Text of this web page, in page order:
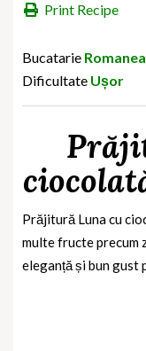
Print Recipe
Bucatarie
Dificultate Ușor
Prăjitură Luna cu
multe fructe precum
eleganță și bun gust